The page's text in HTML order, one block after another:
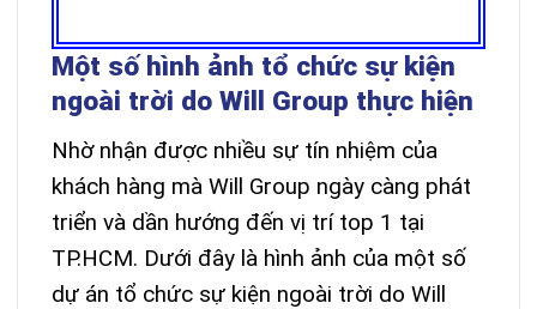
Một số hình ảnh tổ chức sự kiện
ngoài trời do Will Group thực hiện
Nhờ nhận được nhiều sự tín nhiệm của
khách hàng mà Will Group ngày càng phát
triển và dần hướng đến vị trí top 1 tại
TP.HCM. Dưới đây là hình ảnh của một số
dự án tổ chức sự kiện ngoài trời do Will